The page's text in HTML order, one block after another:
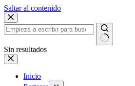
Saltar al contenido
Sin resultados
Inicio